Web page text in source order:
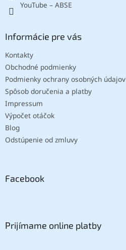
YouTube – ABSE
Informácie pre vás
Kontakty
Obchodné podmienky
Podmienky ochrany osobných údajov
Spôsob doručenia a platby
Impressum
Výpočet otáčok
Blog
Odstúpenie od zmluvy
Facebook
Prijímame online platby